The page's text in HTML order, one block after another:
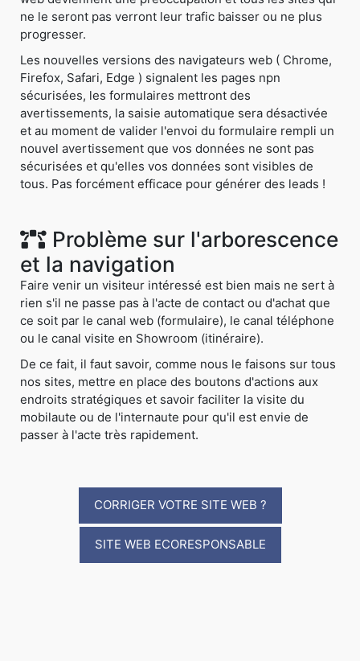
ne le seront pas verront leur trafic baisser ou ne plus
progresser.
Les nouvelles versions des navigateurs web ( Chrome,
Firefox, Safari, Edge ) signalent les pages npn
sécurisées, les formulaires mettront des
avertissements, la saisie automatique sera désactivée
et au moment de valider l'envoi du formulaire rempli un
nouvel avertissement que vos données ne sont pas
sécurisées et qu'elles vos données sont visibles de
tous. Pas forcément efficace pour générer des leads !
Problème sur l'arborescence
et la navigation
Faire venir un visiteur intéressé est bien mais ne sert à
rien s'il ne passe pas à l'acte de contact ou d'achat que
ce soit par le canal web (formulaire), le canal téléphone
ou le canal visite en Showroom (itinéraire).
De ce fait, il faut savoir, comme nous le faisons sur tous
nos sites, mettre en place des boutons d'actions aux
endroits stratégiques et savoir faciliter la visite du
mobilaute ou de l'internaute pour qu'il est envie de
passer à l'acte très rapidement.
CORRIGER VOTRE SITE WEB ?
SITE WEB ECORESPONSABLE